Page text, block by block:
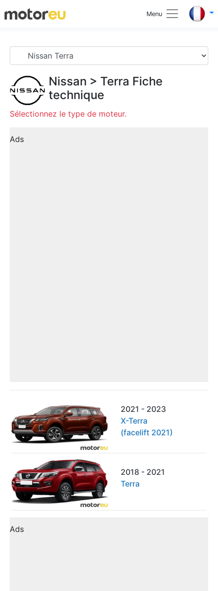
Menu
Nissan > Terra Fiche
technique
Sélectionnez le type de moteur.
Ads
2021 - 2023
X-Terra
(facelift 2021)
2018 - 2021
Terra
Ads